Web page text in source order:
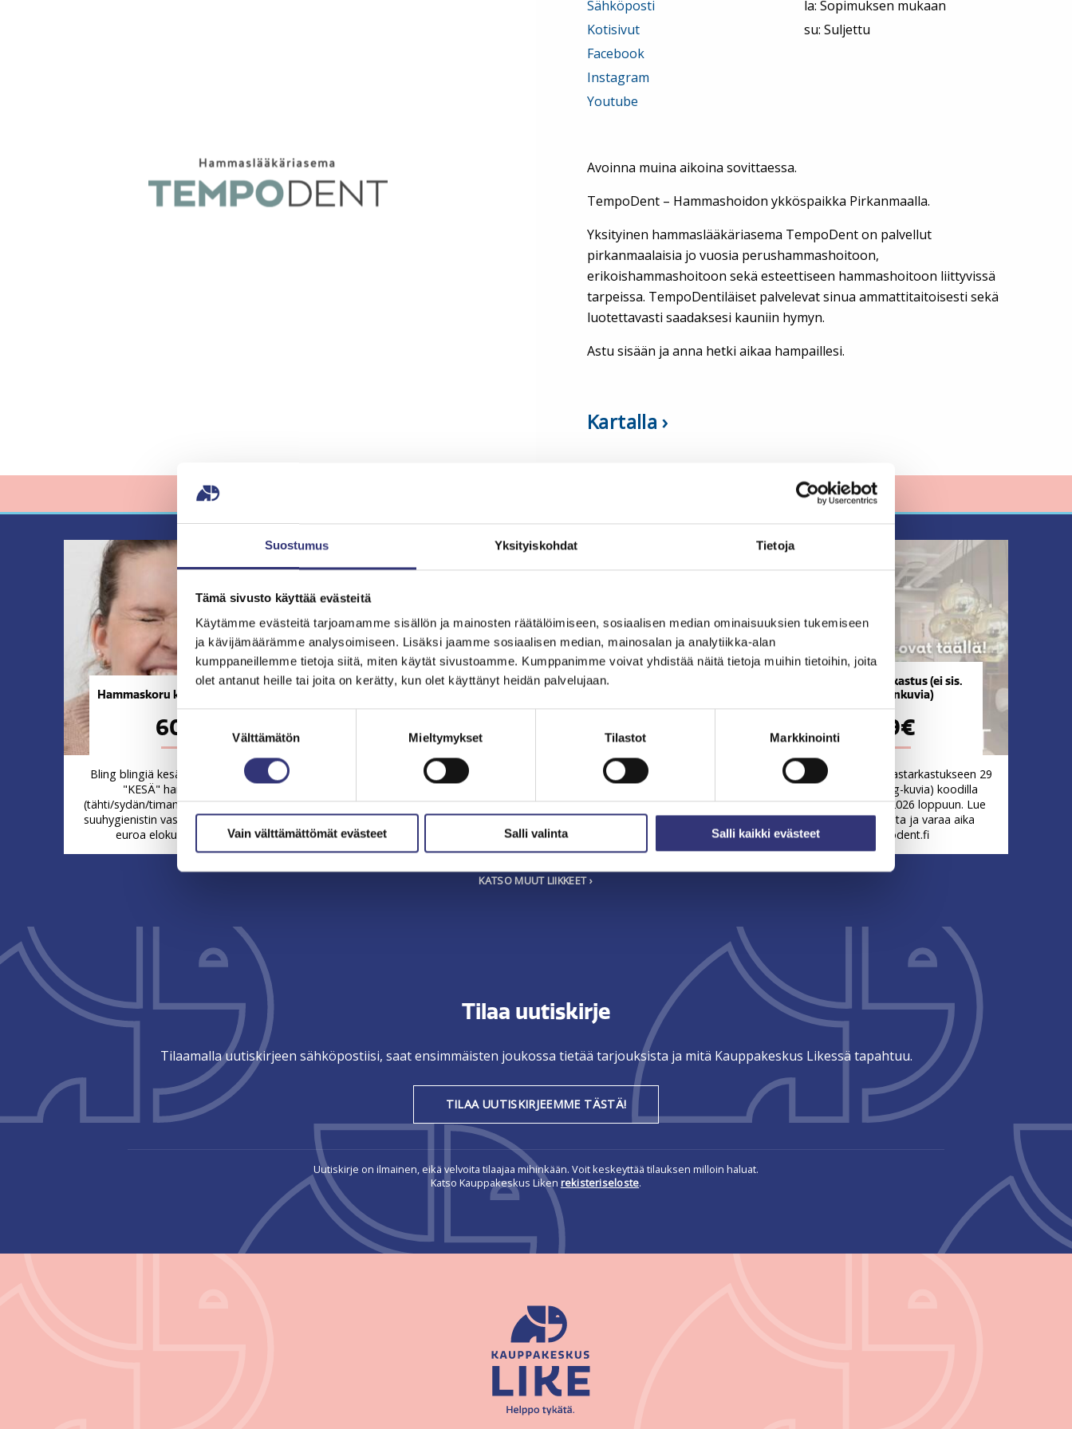
Suostumus Yksityiskohdat Tietoja
Tämä sivusto käyttää evästeitä
Käytämme evästeitä tarjoamamme sisällön ja mainosten räätälöimiseen, sosiaalisen median ominaisuuksien tukemiseen
ja kävijämäärämme analysoimiseen. Lisäksi jaamme sosiaalisen median, mainosalan ja analytiikka-alan
kumppaneillemme tietoja siitä, miten käytät sivustoamme. Kumppanimme voivat yhdistää näitä tietoja muihin tietoihin, joita
olet antanut heille tai joita on kerätty, kun olet käyttänyt heidän palvelujaan.
Suostumuksen
valinta
Välttämätön Mieltymykset Tilastot Markkinointi
Vain välttämättömät evästeet Salli valinta Salli kaikki evästeet
Sähköposti
Kotisivut
Facebook
Instagram
Youtube
la: Sopimuksen mukaan
su: Suljettu
Avoinna muina aikoina sovittaessa.
TempoDent – Hammashoidon ykköspaikka Pirkanmaalla.
Yksityinen hammaslääkäriasema TempoDent on palvellut
pirkanmaalaisia jo vuosia perushammashoitoon,
erikoishammashoitoon sekä esteettiseen hammashoitoon liittyvissä
tarpeissa. TempoDentiläiset palvelevat sinua ammattitaitoisesti sekä
luotettavasti saadaksesi kauniin hymyn.
Astu sisään ja anna hetki aikaa hampaillesi.
Kartalla
Hammaskoru kiinnityksineen
60€
Bling blingiä kesähymyyn koodilla
"KESÄ" hammaskoru
(tähti/sydän/timantti) kiinnityksineen
suuhygienistin vastaanotolla vain 60
euroa elokuun loppuun.
260€
kunnon kirkastusta, laservalkaisun saa
koodilla "KESÄ" vain 260 eurolla (norm.
300€) elokuun 2026 loppuun.
Hammaskiven poisto +
170€
Hammaskiven poisto (45 min.)
170 eurolla koodilla "KESÄ" elokuun
2026 loppuun. Lue Kela-korvauksista
Hammastarkastus (ei sis.
röntgenkuvia)
29€
Nyt pääset hammastarkastukseen 29
eurolla (ei sis. rtg-kuvia) koodilla
"KESÄ" elokuun 2026 loppuun. Lue
Kela-korvauksista ja varaa aika
tempodent.fi
KATSO MUUT LIIKKEET
Tilaa uutiskirje
Tilaamalla uutiskirjeen sähköpostiisi, saat ensimmäisten joukossa tietää tarjouksista ja mitä Kauppakeskus Likessä tapahtuu.
TILAA UUTISKIRJEEMME TÄSTÄ!
Uutiskirje on ilmainen, eikä velvoita tilaajaa mihinkään. Voit keskeyttää tilauksen milloin haluat.
Katso Kauppakeskus Liken rekisteriseloste.